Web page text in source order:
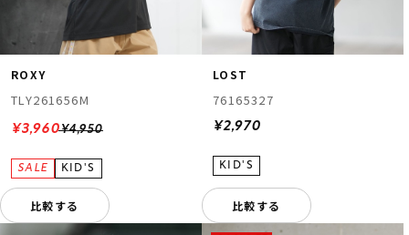
ROXY
TLY261656M
¥4,950
¥3,960
比較する
LOST
76165327
¥2,970
比較する